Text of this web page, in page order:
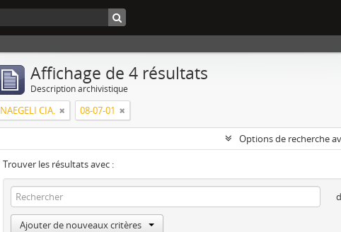
Affichage de 4 résultats
Description archivistique
NAEGELI CIA. 08-07-01
Options de recherche
Trouver les résultats avec :
Ajouter de nouveaux critères